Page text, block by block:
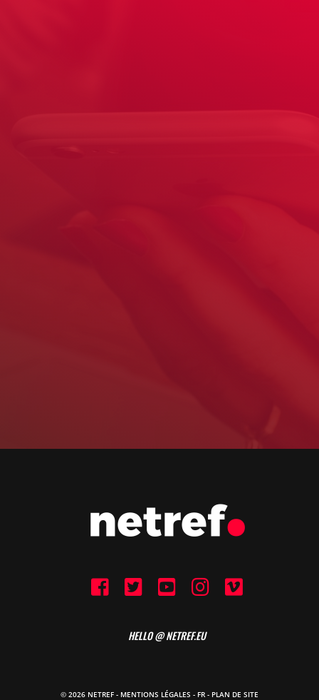
HELLO @ NETREF.EU
© 2026 NETREF - MENTIONS LÉGALES - FR - PLAN DE SITE